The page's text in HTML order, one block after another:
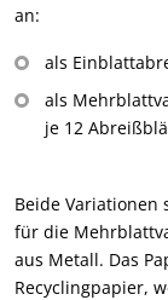
an:
als
als
je 12
Beide Variationen
für die
aus Metall. Das
Recyclingpapier,